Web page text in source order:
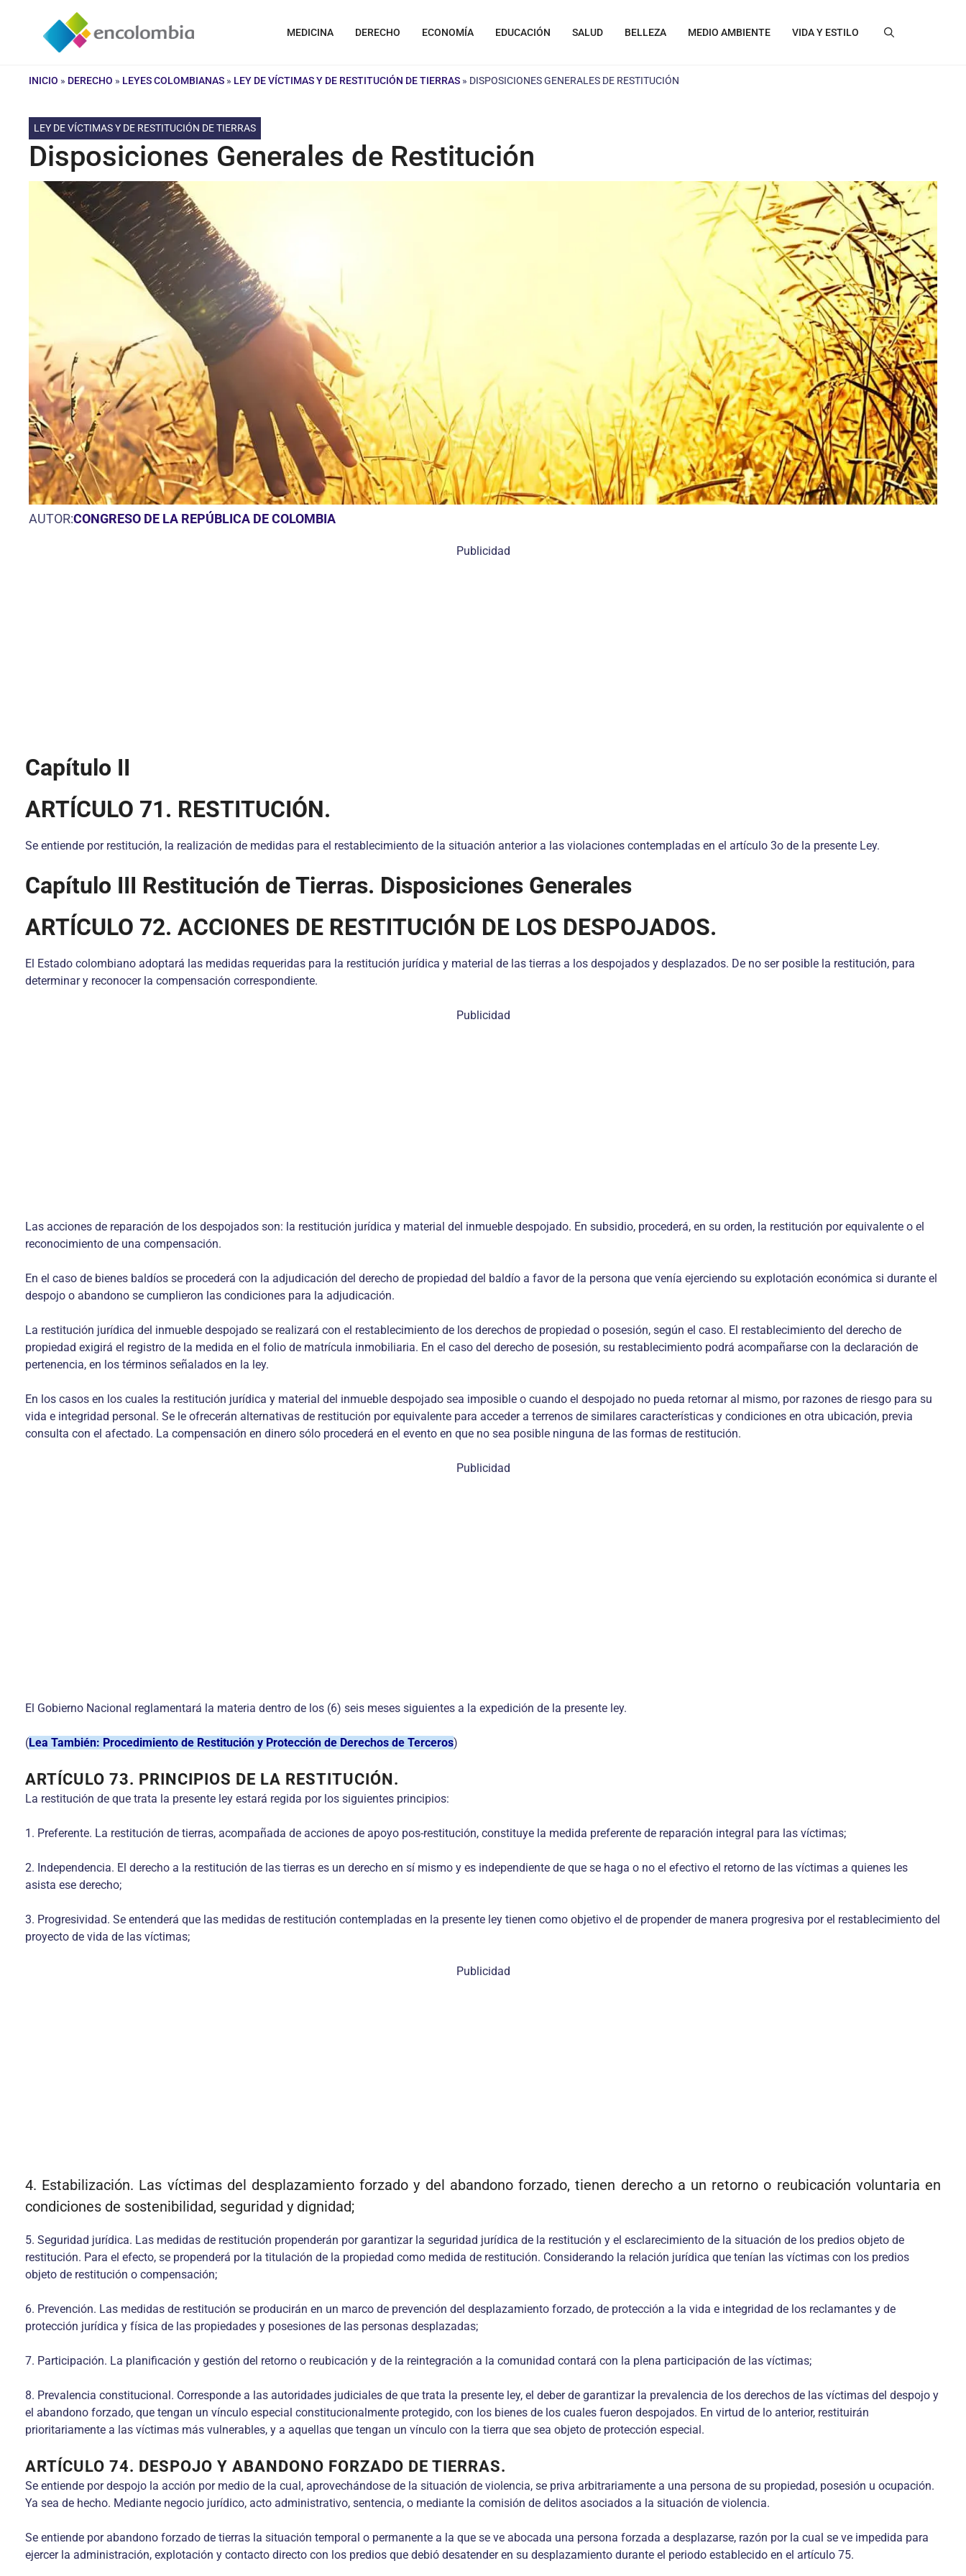
contenido
MEDICINA DERECHO ECONOMÍA EDUCACIÓN SALUD BELLEZA MEDIO AMBIENTE VIDA Y ESTILO
INICIO » DERECHO » LEYES COLOMBIANAS » LEY DE VÍCTIMAS Y DE RESTITUCIÓN DE TIERRAS » DISPOSICIONES GENERALES DE RESTITUCIÓN
LEY DE VÍCTIMAS Y DE RESTITUCIÓN DE TIERRAS
Disposiciones Generales de Restitución
AUTOR:CONGRESO DE LA REPÚBLICA DE COLOMBIA
Publicidad
Capítulo II
ARTÍCULO 71. RESTITUCIÓN.
Se entiende por restitución, la realización de medidas para el restablecimiento de la situación anterior a las violaciones contempladas en el artículo 3o de la presente Ley.
Capítulo III Restitución de Tierras. Disposiciones Generales
ARTÍCULO 72. ACCIONES DE RESTITUCIÓN DE LOS DESPOJADOS.
El Estado colombiano adoptará las medidas requeridas para la restitución jurídica y material de las tierras a los despojados y desplazados. De no ser posible la restitución, para
determinar y reconocer la compensación correspondiente.
Publicidad
Las acciones de reparación de los despojados son: la restitución jurídica y material del inmueble despojado. En subsidio, procederá, en su orden, la restitución por equivalente o el
reconocimiento de una compensación.
En el caso de bienes baldíos se procederá con la adjudicación del derecho de propiedad del baldío a favor de la persona que venía ejerciendo su explotación económica si durante el
despojo o abandono se cumplieron las condiciones para la adjudicación.
La restitución jurídica del inmueble despojado se realizará con el restablecimiento de los derechos de propiedad o posesión, según el caso. El restablecimiento del derecho de
propiedad exigirá el registro de la medida en el folio de matrícula inmobiliaria. En el caso del derecho de posesión, su restablecimiento podrá acompañarse con la declaración de
pertenencia, en los términos señalados en la ley.
En los casos en los cuales la restitución jurídica y material del inmueble despojado sea imposible o cuando el despojado no pueda retornar al mismo, por razones de riesgo para su
vida e integridad personal. Se le ofrecerán alternativas de restitución por equivalente para acceder a terrenos de similares características y condiciones en otra ubicación, previa
consulta con el afectado. La compensación en dinero sólo procederá en el evento en que no sea posible ninguna de las formas de restitución.
Publicidad
El Gobierno Nacional reglamentará la materia dentro de los (6) seis meses siguientes a la expedición de la presente ley.
(Lea También: Procedimiento de Restitución y Protección de Derechos de Terceros)
ARTÍCULO 73. PRINCIPIOS DE LA RESTITUCIÓN.
La restitución de que trata la presente ley estará regida por los siguientes principios:
1. Preferente. La restitución de tierras, acompañada de acciones de apoyo pos-restitución, constituye la medida preferente de reparación integral para las víctimas;
2. Independencia. El derecho a la restitución de las tierras es un derecho en sí mismo y es independiente de que se haga o no el efectivo el retorno de las víctimas a quienes les
asista ese derecho;
3. Progresividad. Se entenderá que las medidas de restitución contempladas en la presente ley tienen como objetivo el de propender de manera progresiva por el restablecimiento del
proyecto de vida de las víctimas;
Publicidad
4. Estabilización. Las víctimas del desplazamiento forzado y del abandono forzado, tienen derecho a un retorno o reubicación voluntaria en
condiciones de sostenibilidad, seguridad y dignidad;
5. Seguridad jurídica. Las medidas de restitución propenderán por garantizar la seguridad jurídica de la restitución y el esclarecimiento de la situación de los predios objeto de
restitución. Para el efecto, se propenderá por la titulación de la propiedad como medida de restitución. Considerando la relación jurídica que tenían las víctimas con los predios
objeto de restitución o compensación;
6. Prevención. Las medidas de restitución se producirán en un marco de prevención del desplazamiento forzado, de protección a la vida e integridad de los reclamantes y de
protección jurídica y física de las propiedades y posesiones de las personas desplazadas;
7. Participación. La planificación y gestión del retorno o reubicación y de la reintegración a la comunidad contará con la plena participación de las víctimas;
8. Prevalencia constitucional. Corresponde a las autoridades judiciales de que trata la presente ley, el deber de garantizar la prevalencia de los derechos de las víctimas del despojo y
el abandono forzado, que tengan un vínculo especial constitucionalmente protegido, con los bienes de los cuales fueron despojados. En virtud de lo anterior, restituirán
prioritariamente a las víctimas más vulnerables, y a aquellas que tengan un vínculo con la tierra que sea objeto de protección especial.
ARTÍCULO 74. DESPOJO Y ABANDONO FORZADO DE TIERRAS.
Se entiende por despojo la acción por medio de la cual, aprovechándose de la situación de violencia, se priva arbitrariamente a una persona de su propiedad, posesión u ocupación.
Ya sea de hecho. Mediante negocio jurídico, acto administrativo, sentencia, o mediante la comisión de delitos asociados a la situación de violencia.
Se entiende por abandono forzado de tierras la situación temporal o permanente a la que se ve abocada una persona forzada a desplazarse, razón por la cual se ve impedida para
ejercer la administración, explotación y contacto directo con los predios que debió desatender en su desplazamiento durante el periodo establecido en el artículo 75.